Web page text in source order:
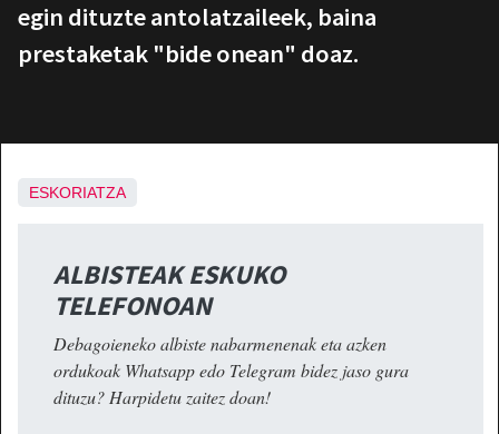
egin dituzte antolatzaileek, baina
prestaketak "bide onean" doaz.
ESKORIATZA
ALBISTEAK ESKUKO
TELEFONOAN
Debagoieneko albiste nabarmenenak eta azken
ordukoak Whatsapp edo Telegram bidez jaso gura
dituzu? Harpidetu zaitez doan!